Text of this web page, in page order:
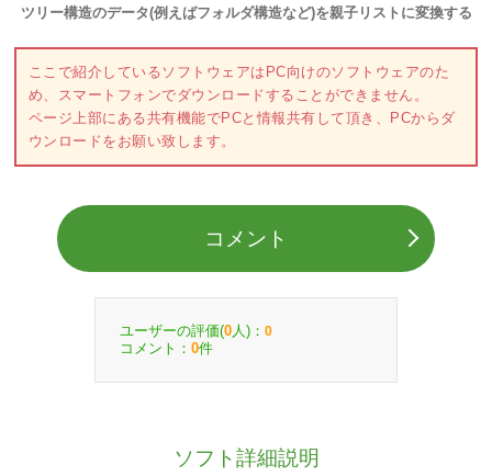
ツリー構造のデータ(例えばフォルダ構造など)を親子リストに変換する
ここで紹介しているソフトウェアはPC向けのソフトウェアのた
め、スマートフォンでダウンロードすることができません。
ページ上部にある共有機能でPCと情報共有して頂き、PCからダ
ウンロードをお願い致します。
コメント
ユーザーの評価(0 人)： 0
コメント： 0件
ソフト詳細説明